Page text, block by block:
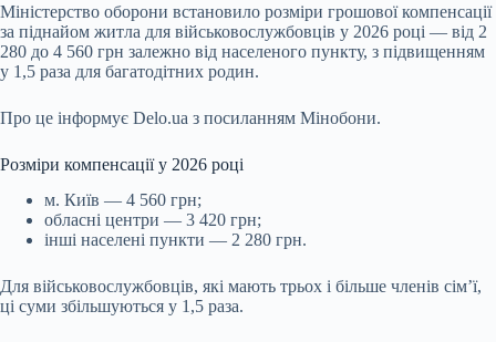
Міністерство оборони встановило розміри грошової компенсації
за піднайом житла для військовослужбовців у 2026 році — від 2
280 до 4 560 грн залежно від населеного пункту, з підвищенням
у 1,5 раза для багатодітних родин.
Про це інформує Delo.ua з посиланням Мінобони.
Розміри компенсації у 2026 році
м. Київ — 4 560 грн;
обласні центри — 3 420 грн;
інші населені пункти — 2 280 грн.
Для військовослужбовців, які мають трьох і більше членів сім’ї,
ці суми збільшуються у 1,5 раза.